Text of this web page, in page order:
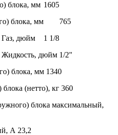
блока, мм 1605
блока, мм
765
Газ, дюйм
1 1/8
Жидкость, дюйм 1/2"
блока, мм 1340
(нетто), кг 360
блока максимальный,
А 23,2